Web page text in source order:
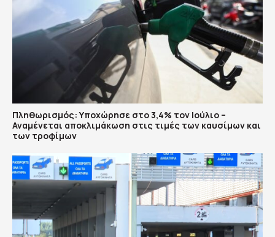
Πληθωρισμός: Υποχώρησε στο 3,4% τον Ιούλιο –
Αναμένεται αποκλιμάκωση στις τιμές των καυσίμων και
των τροφίμων